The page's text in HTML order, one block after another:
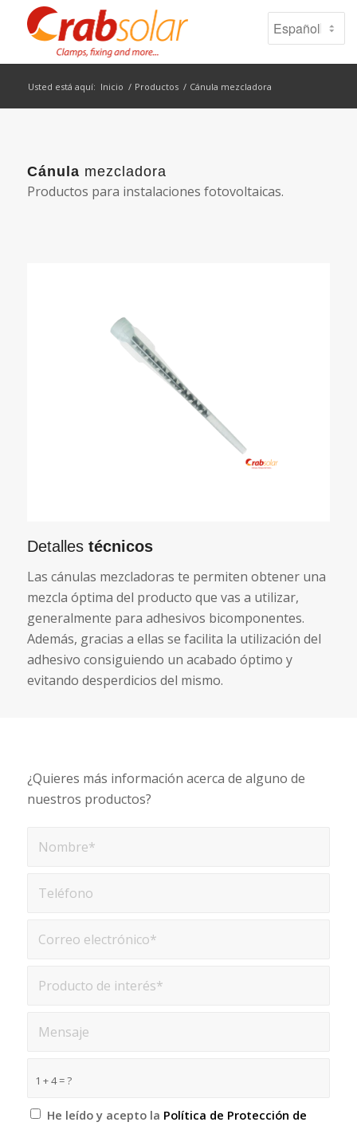
Usted está aquí: Inicio / Productos / Cánula mezcladora
Cánula mezcladora
Productos para instalaciones fotovoltaicas.
Detalles técnicos
Las cánulas mezcladoras te permiten obtener una
mezcla óptima del producto que vas a utilizar,
generalmente para adhesivos bicomponentes.
Además, gracias a ellas se facilita la utilización del
adhesivo consiguiendo un acabado óptimo y
evitando desperdicios del mismo.
¿Quieres más información acerca de alguno de
nuestros productos?
1 + 4 = ?
He leído y acepto la Política de Protección de